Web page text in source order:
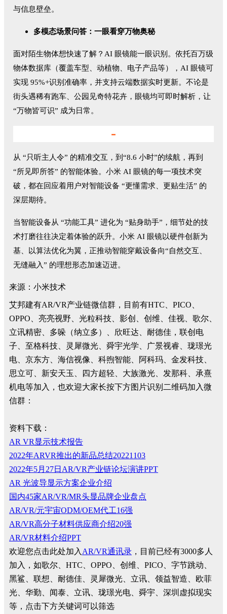
与信息壁垒。
多模态场景问答：一眼看穿万物奥秘
面对陌生物体想快速了解？AI 眼镜能一眼识别。依托百万级
物体数据库（覆盖车型、动植物、电子产品等），AI 眼镜可
实现 95%+识别准确率，并支持云端数据实时更新。不论是
街头遇稀有跑车、公园见奇特花卉，眼镜均可即时解析，让
“万物皆可识” 成为日常。
-
从 “只听主人令” 的精准交互，到“8.6 小时”的续航，再到
“所见即所答” 的智能体验。小米 AI 眼镜的每一项技术突
破，都在回应着用户对智能设备 “更懂需求、更贴生活” 的
深层期待。
当智能设备从 “功能工具” 进化为 “贴身助手”，细节处的技
术打磨往往决定着体验的跃升。小米 AI 眼镜以硬件创新为
基、以算法优化为翼，正推动智能穿戴设备向“自然交互、
无缝融入” 的理想形态加速迈进。
来源：小米技术
艾邦建有AR/VR产业链微信群，目前有HTC、PICO、
OPPO、亮亮视野、光粒科技、影创、创维、佳视、歌尔、
立讯精密、多哚（纳立多）、欣旺达、耐德佳，联创电
子、至格科技、灵犀微光、舜宇光学、广景视睿、珑璟光
电、京东方、海信视像、科煦智能、阿科玛、金发科技、
思立可、新安天玉、四方超轻、大族激光、发那科、承熹
机电等加入，也欢迎大家长按下方图片识别二维码加入微
信群：
资料下载：
AR VR显示技术报告
2022年ARVR推出的新品总结20221103
2022年5月27日AR/VR产业链论坛演讲PPT
AR 光波导显示方案企业介绍
国内45家AR/VR/MR头显品牌企业盘点
AR/VR/元宇宙ODM/OEM代工16强
AR/VR高分子材料供应商介绍20强
AR/VR材料介绍PPT
欢迎您点击此处加入 AR/VR通讯录 ，目前已经有3000多人
加入，如歌尔、HTC、OPPO、创维、PICO、字节跳动、
黑鲨、联想、耐德佳、灵犀微光、立讯、领益智造、欧菲
光、华勤、闻泰、立讯、珑璟光电、舜宇、深圳虚拟现实
等，点击下方关键词可以筛选